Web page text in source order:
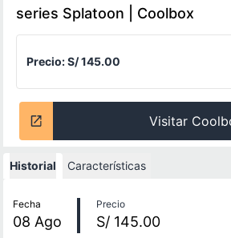
series Splatoon | Coolbox
Precio:S/ 145.00
Visitar
Historial Características
Fecha
08 Ago
Precio
S/ 145.00